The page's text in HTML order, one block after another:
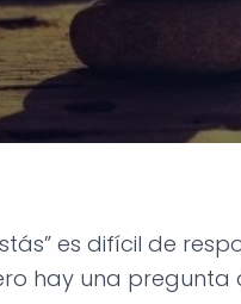
es difícil de
hay una pregunta